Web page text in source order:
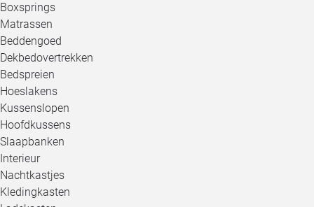
Boxsprings
Matrassen
Beddengoed
Dekbedovertrekken
Bedspreien
Hoeslakens
Kussenslopen
Hoofdkussens
Slaapbanken
Interieur
Nachtkastjes
Kledingkasten